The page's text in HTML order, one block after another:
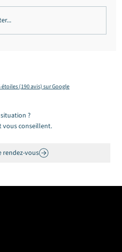
organisée écartée,
réduite
étoiles (190 avis) sur Google
?
vous conseillent.
rendez-vous